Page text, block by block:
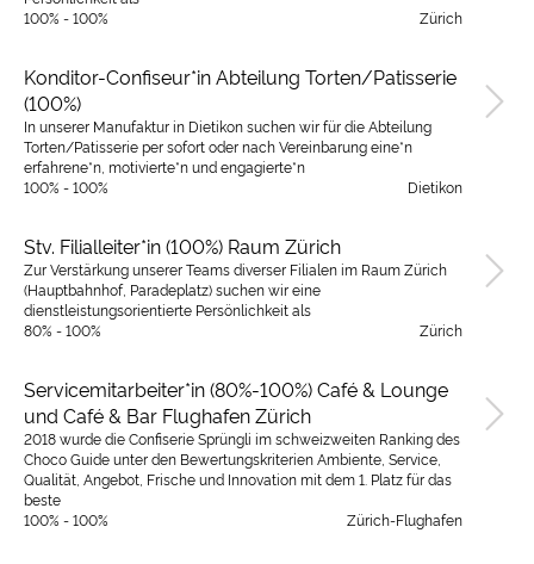
100% - 100%
Zürich
Konditor-Confiseur*in Abteilung Torten/Patisserie
(100%)
In unserer Manufaktur in Dietikon suchen wir für die Abteilung
Torten/Patisserie per sofort oder nach Vereinbarung eine*n
erfahrene*n, motivierte*n und engagierte*n
100% - 100%
Dietikon
Stv. Filialleiter*in (100%) Raum Zürich
Zur Verstärkung unserer Teams diverser Filialen im Raum Zürich
(Hauptbahnhof, Paradeplatz) suchen wir eine
dienstleistungsorientierte Persönlichkeit als
80% - 100%
Zürich
Servicemitarbeiter*in (80%-100%) Café & Lounge
und Café & Bar Flughafen Zürich
2018 wurde die Confiserie Sprüngli im schweizweiten Ranking des
Choco Guide unter den Bewertungskriterien Ambiente, Service,
Qualität, Angebot, Frische und Innovation mit dem 1. Platz für das
beste
100% - 100%
Zürich-Flughafen